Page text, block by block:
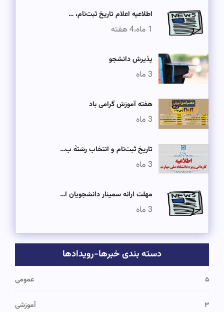
اطلاعیه اعلام تاریخ ثبت‌نام، …
1 ماه،4 هفته
پذیرش دانشجو
3 ماه
هفته آموزش گرامی باد
3 ماه
تاریخ ثبت‌نام و انتخاب رشتۀ ب…
3 ماه
مهلت ارائه سمینار دانشجویان ا…
3 ماه
دسته بندی خبرها-رویدادها
عمومی ۵
آموزشی ۳